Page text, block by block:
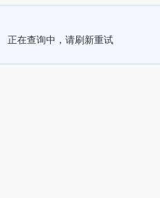
正在查询中，请刷新重试